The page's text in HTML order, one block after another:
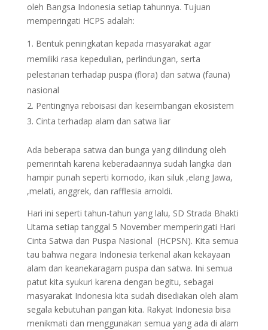
oleh Bangsa Indonesia setiap tahunnya. Tujuan
memperingati HCPS adalah:
Bentuk peningkatan kepada masyarakat agar
memiliki rasa kepedulian, perlindungan, serta
pelestarian terhadap puspa (flora) dan satwa (fauna)
nasional
Pentingnya reboisasi dan keseimbangan ekosistem
Cinta terhadap alam dan satwa liar
Ada beberapa satwa dan bunga yang dilindung oleh
pemerintah karena keberadaannya sudah langka dan
hampir punah seperti komodo, ikan siluk ,elang Jawa,
,melati, anggrek, dan rafflesia arnoldi.
Hari ini seperti tahun-tahun yang lalu, SD Strada Bhakti
Utama setiap tanggal 5 November memperingati Hari
Cinta Satwa dan Puspa Nasional (HCPSN). Kita semua
tau bahwa negara Indonesia terkenal akan kekayaan
alam dan keanekaragam puspa dan satwa. Ini semua
patut kita syukuri karena dengan begitu, sebagai
masyarakat Indonesia kita sudah disediakan oleh alam
segala kebutuhan pangan kita. Rakyat Indonesia bisa
menikmati dan menggunakan semua yang ada di alam